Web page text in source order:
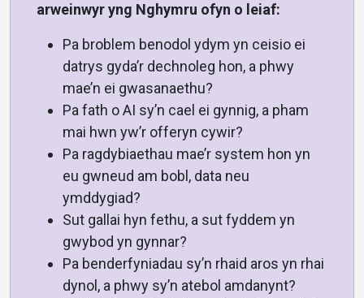
arweinwyr yng Nghymru ofyn o leiaf:
Pa broblem benodol ydym yn ceisio ei
datrys gyda’r dechnoleg hon, a phwy
mae’n ei gwasanaethu?
Pa fath o AI sy’n cael ei gynnig, a pham
mai hwn yw’r offeryn cywir?
Pa ragdybiaethau mae’r system hon yn
eu gwneud am bobl, data neu
ymddygiad?
Sut gallai hyn fethu, a sut fyddem yn
gwybod yn gynnar?
Pa benderfyniadau sy’n rhaid aros yn rhai
dynol, a phwy sy’n atebol amdanynt?